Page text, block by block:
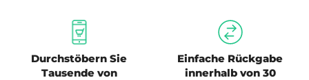
Durchstöbern Sie
Tausende von
Einfache Rückgabe
innerhalb von 30